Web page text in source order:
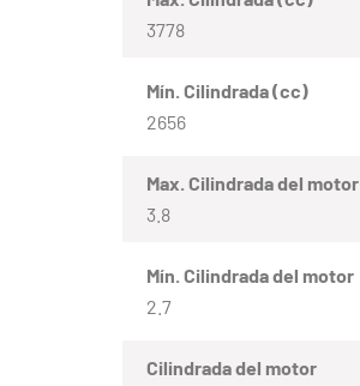
3778
Mín. Cilindrada (cc)
2656
Max. Cilindrada del motor
3.8
Mín. Cilindrada del motor
2.7
Cilindrada del motor